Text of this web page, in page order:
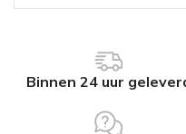
Binnen 24 uur